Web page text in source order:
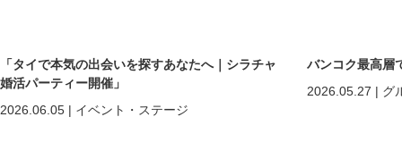
「タイで本気の出会いを探すあなたへ｜シラチャ
婚活パーティー開催」
2026.06.05 | イベント・ステージ
バンコク最高層
2026.05.27 | グ